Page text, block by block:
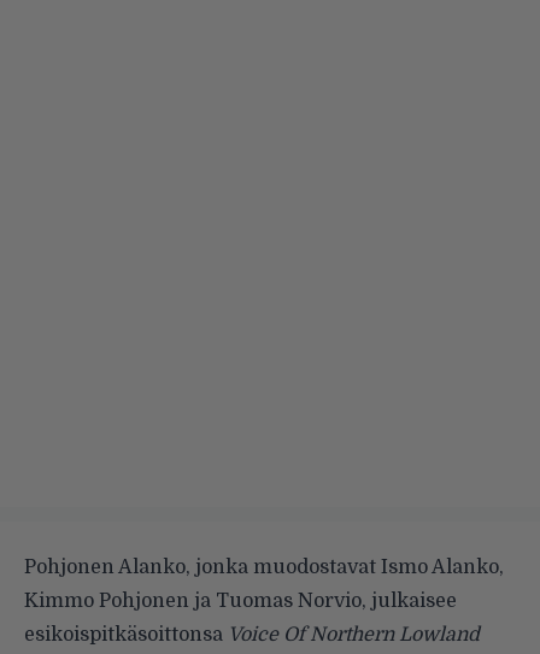
Pohjonen Alanko, jonka muodostavat Ismo Alanko,
Kimmo Pohjonen ja Tuomas Norvio, julkaisee
esikoispitkäsoittonsa Voice Of Northern Lowland